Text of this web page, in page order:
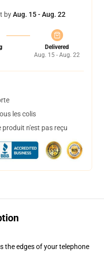
byAug. 15 - Aug. 22
Delivered
Aug. 15 - Aug. 22
les colis
produit n'est pas reçu
the edges of your telephone